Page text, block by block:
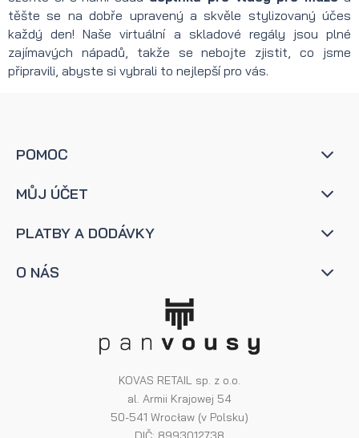
těšte se na dobře upravený a skvěle stylizovaný účes
každý den! Naše virtuální a skladové regály jsou plné
zajímavých nápadů, takže se nebojte zjistit, co jsme
připravili, abyste si vybrali to nejlepší pro vás.
POMOC
MŮJ ÚČET
PLATBY A DODÁVKY
O NÁS
KOVAS RETAIL sp. z o.o.
al. Armii Krajowej 54
50-541 Wrocław (v Polsku)